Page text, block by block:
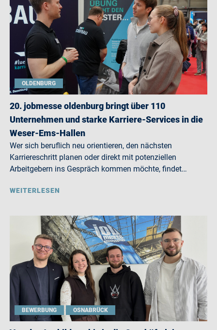
OLDENBURG
20. jobmesse oldenburg bringt über 110
Unternehmen und starke Karriere-Services in die
Weser-Ems-Hallen
Wer sich beruflich neu orientieren, den nächsten
Karriereschritt planen oder direkt mit potenziellen
Arbeitgebern ins Gespräch kommen möchte, findet…
WEITERLESEN
BEWERBUNG OSNABRÜCK